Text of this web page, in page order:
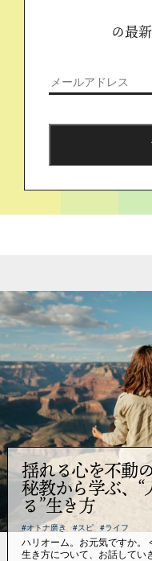
の最
揺れる心を不動
秘教から学ぶ、
る”生き方
#オトナ磨き #スピ #ライフ
ハリオーム。お元気ですか。
生き方について、お話してい